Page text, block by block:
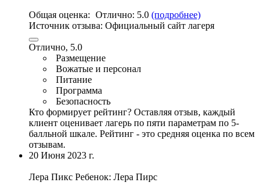
Общая оценка: Отлично: 5.0 (подробнее)
Источник отзыва: Официальный сайт лагеря
Отлично, 5.0
Размещение
Вожатые и персонал
Питание
Программа
Безопасность
Кто формирует рейтинг? Оставляя отзыв, каждый
клиент оценивает лагерь по пяти параметрам по 5-
балльной шкале. Рейтинг - это средняя оценка по всем
отзывам.
20 Июня 2023 г.
Лера Пикс Ребенок: Лера Пирс